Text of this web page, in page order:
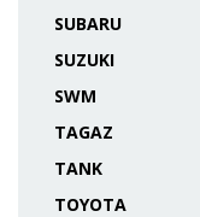
SUBARU
SUZUKI
SWM
TAGAZ
TANK
TOYOTA